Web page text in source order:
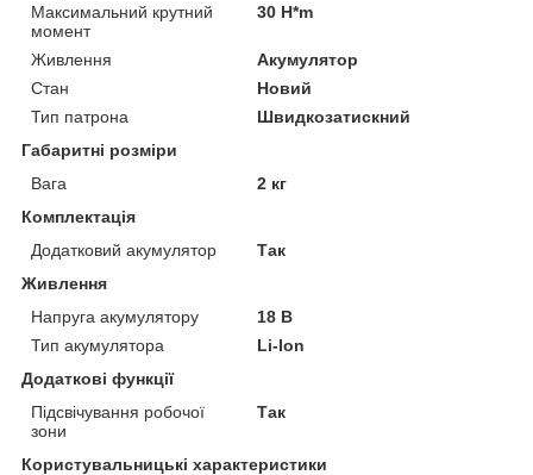
Максимальний крутний
момент
30 H*m
Живлення
Акумулятор
Стан
Новий
Тип патрона
Швидкозатискний
Габаритні розміри
Вага
2 кг
Комплектація
Додатковий акумулятор
Так
Живлення
Напруга акумулятору
18 В
Тип акумулятора
Li-Ion
Додаткові функції
Підсвічування робочої
зони
Так
Користувальницькі характеристики